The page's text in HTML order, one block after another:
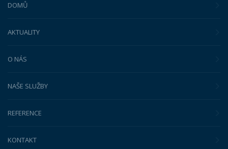
DOMŮ
AKTUALITY
O NÁS
NAŠE SLUŽBY
REFERENCE
KONTAKT